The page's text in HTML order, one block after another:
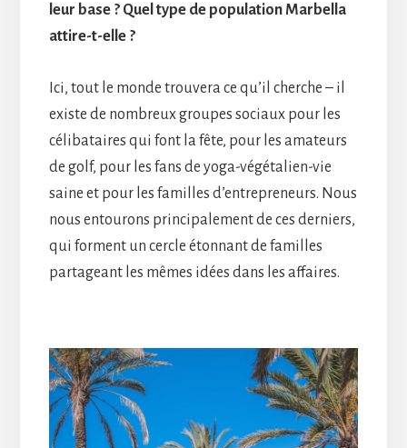
leur base ? Quel type de population Marbella
attire-t-elle ?
Ici, tout le monde trouvera ce qu’il cherche – il
existe de nombreux groupes sociaux pour les
célibataires qui font la fête, pour les amateurs
de golf, pour les fans de yoga-végétalien-vie
saine et pour les familles d’entrepreneurs. Nous
nous entourons principalement de ces derniers,
qui forment un cercle étonnant de familles
partageant les mêmes idées dans les affaires.